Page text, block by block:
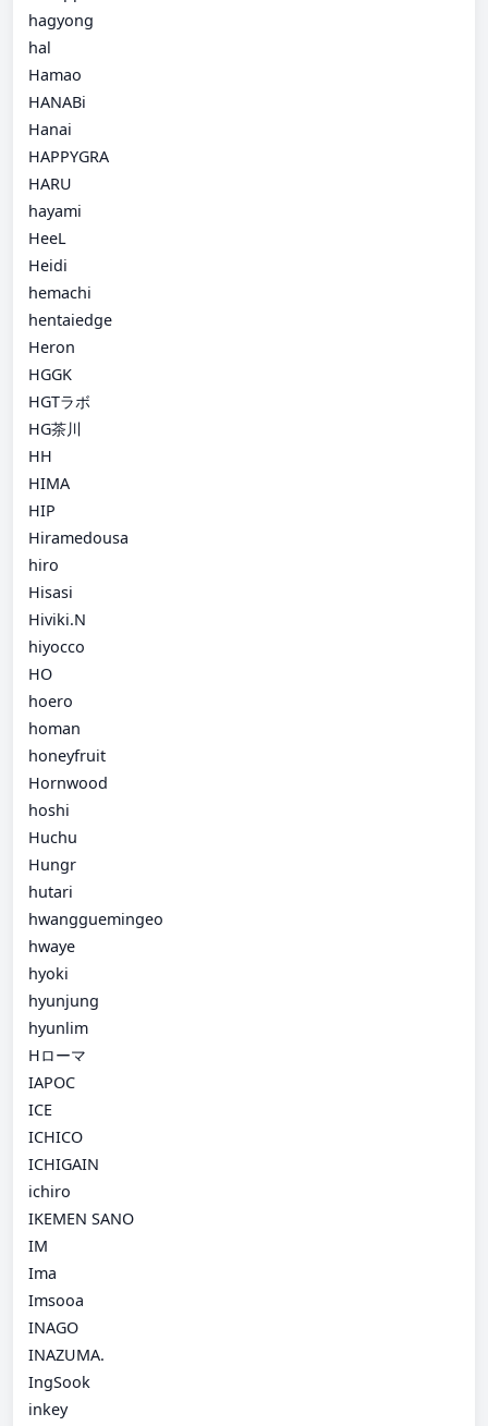
hagyong
hal
Hamao
HANABi
Hanai
HAPPYGRA
HARU
hayami
HeeL
Heidi
hemachi
hentaiedge
Heron
HGGK
HGTラボ
HG茶川
HH
HIMA
HIP
Hiramedousa
hiro
Hisasi
Hiviki.N
hiyocco
HO
hoero
homan
honeyfruit
Hornwood
hoshi
Huchu
Hungr
hutari
hwangguemingeo
hwaye
hyoki
hyunjung
hyunlim
Hローマ
IAPOC
ICE
ICHICO
ICHIGAIN
ichiro
IKEMEN SANO
IM
Ima
Imsooa
INAGO
INAZUMA.
IngSook
inkey